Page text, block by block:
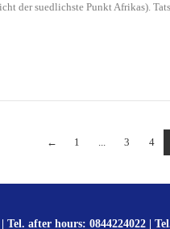
der suedlichste Punkt Afrikas).
← 1 3 4
after hours: 0844224022 |